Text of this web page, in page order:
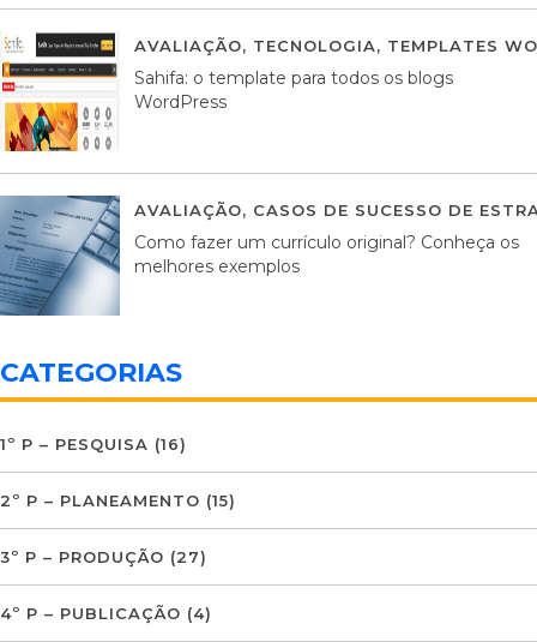
AVALIAÇÃO, TECNOLOGIA, TEMPLATES
Sahifa: o template para todos os blogs
WordPress
AVALIAÇÃO, CASOS DE SUCESSO DE
Como fazer um currículo original? Conheça os
melhores exemplos
CATEGORIAS
1º P – PESQUISA (16)
2º P – PLANEAMENTO (15)
3º P – PRODUÇÃO (27)
4º P – PUBLICAÇÃO (4)